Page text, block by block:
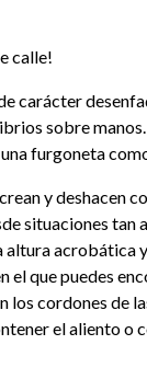
calle!
carácter
sobre
furgoneta
y deshacen
situaciones tan
altura acrobática
el que puedes
los cordones de
el aliento o